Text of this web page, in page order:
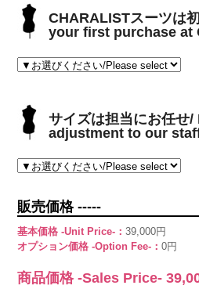
CHARALISTスーツは
your first purchase at
サイズは担当にお任せ
adjustment to our
販売価格 -----
基本価格 -Unit Price-：39,000円
オプション価格 -Option Fee-：0円
商品価格 -Sales Price-